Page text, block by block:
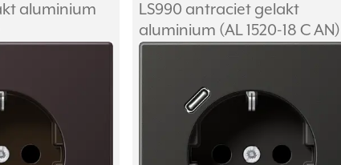
aluminium
LS990 antraciet gelakt
aluminium (AL 1520-18 C AN)